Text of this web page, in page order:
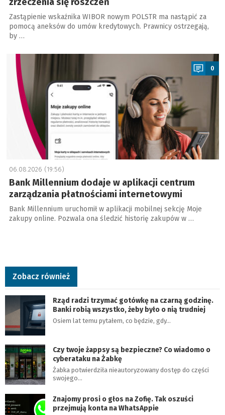
Zastąpienie wskaźnika WIBOR nowym POLSTR ma nastąpić za
pomocą aneksów do umów kredytowych. Prawnicy ostrzegają,
by …
0
06.08.2026 (19:56)
Bank Millennium dodaje w aplikacji centrum
zarządzania płatnościami internetowymi
Bank Millennium uruchomił w aplikacji mobilnej sekcję Moje
zakupy online. Pozwala ona śledzić historię zakupów w …
Zobacz również
Rząd radzi trzymać gotówkę na czarną godzinę.
Banki robią wszystko, żeby było o nią trudniej
Osiem lat temu pytałem, co będzie, gdy…
Czy twoje żappsy są bezpieczne? Co wiadomo o
cyberataku na Żabkę
Żabka potwierdziła nieautoryzowany dostęp do części
swojego…
Znajomy prosi o głos na Zofię. Tak oszuści
przejmują konta na WhatsAppie